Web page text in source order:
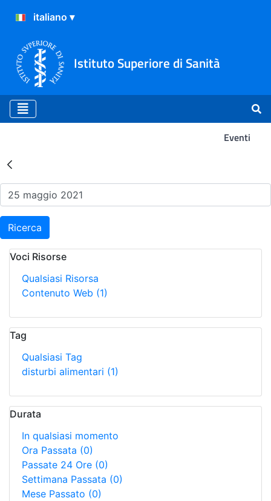
Istituto Superiore di Sanità
Eventi
Risultati della Ricerca -
Ricerca
Voci Risorse
Qualsiasi Risorsa
Contenuto Web (1)
Tag
Qualsiasi Tag
disturbi alimentari (1)
Durata
In qualsiasi momento
Ora Passata (0)
Passate 24 Ore (0)
Settimana Passata (0)
Mese Passato (0)